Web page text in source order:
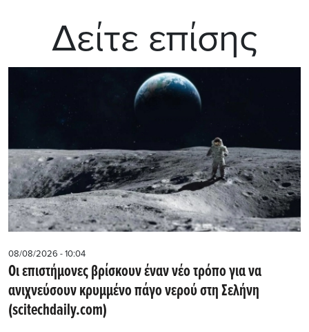
Δείτε επίσης
08/08/2026 - 10:04
Οι επιστήμονες βρίσκουν έναν νέο τρόπο για να
ανιχνεύσουν κρυμμένο πάγο νερού στη Σελήνη
(scitechdaily.com)